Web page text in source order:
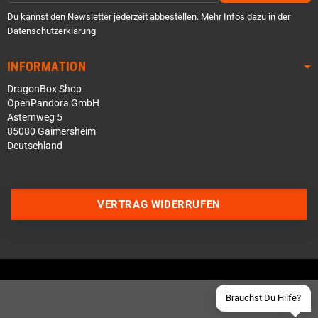
Du kannst den Newsletter jederzeit abbestellen. Mehr Infos dazu in der
Datenschutzerklärung
INFORMATION
DragonBox Shop
OpenPandora GmbH
Asternweg 5
85080 Gaimersheim
Deutschland
Brauchst Du Hilfe?
Schick uns eine eMail
VERTRAG WIDERRUFEN